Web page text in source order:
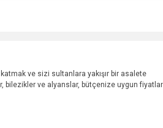
ve sizi sultanlara yakışır bir asalete
bilezikler ve alyanslar, bütçenize uygun